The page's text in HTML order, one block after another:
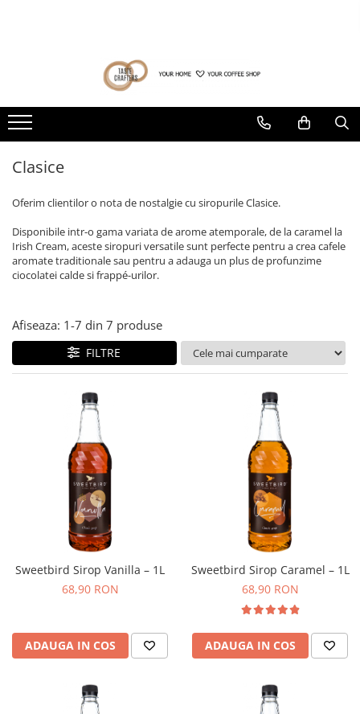
Cafea de specialitate
DROPSHOT
Blenduri Premium DROPSHOT
Confort Single Origins DROPSHOT
BEANDROPS by Dropshot
Office Coffee BEANDROPS by
Dropshot
Băuturi alternative
Ceai
Fara zahar
Cafea la pret special (prajiri
Produse cu termen de valabilitate
redus
Clasice
Oferim clientilor o nota de nostalgie cu siropurile Clasice.
Disponibile intr-o gama variata de arome atemporale, de la caramel la
Irish Cream, aceste siropuri versatile sunt perfecte pentru a crea cafele
aromate traditionale sau pentru a adauga un plus de profunzime
ciocolatei calde si frappé-urilor.
Afiseaza: 1-7 din 7 produse
FILTRE
Sweetbird Sirop Vanilla – 1L
68,90 RON
ADAUGA IN COS
Sweetbird Sirop Caramel – 1L
68,90 RON
ADAUGA IN COS